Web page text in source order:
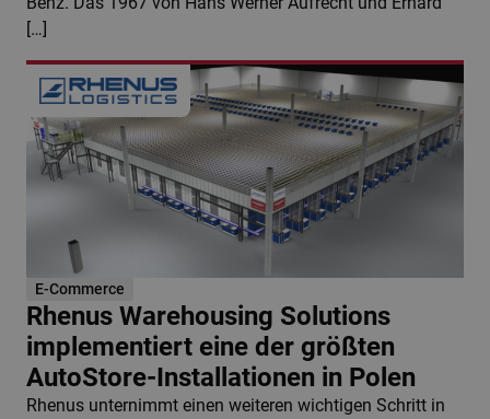
[…]
E-Commerce
Rhenus Warehousing Solutions
implementiert eine der größten
AutoStore-Installationen in Polen
Rhenus unternimmt einen weiteren wichtigen Schritt in